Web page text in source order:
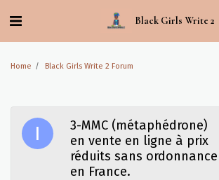
Black Girls Write 2
Home Black Girls Write 2 Forum
3-MMC (métaphédrone)
en vente en ligne à prix
réduits sans ordonnance
en France.